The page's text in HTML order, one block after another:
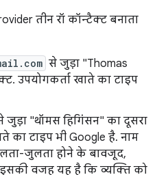
तीन रॉ कॉन्टैक्ट बनाता
से जुड़ा "Thomas
उपयोगकर्ता खाते का टाइप
जुड़ा "थॉमस हिगिंसन" का दूसरा
का टाइप भी Google है. नाम
जुलता होने के बावजूद,
इसकी वजह यह है कि व्यक्ति को